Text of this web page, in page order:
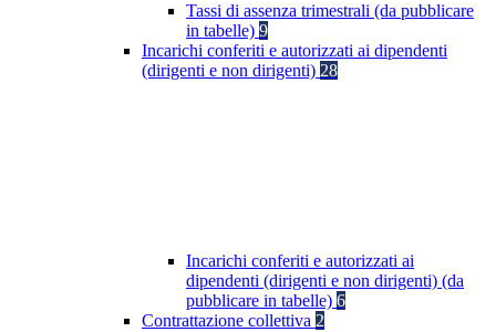
Tassi di assenza trimestrali (da pubblicare
in tabelle) 9
Incarichi conferiti e autorizzati ai dipendenti
(dirigenti e non dirigenti) 28
Incarichi conferiti e autorizzati ai
dipendenti (dirigenti e non dirigenti) (da
pubblicare in tabelle) 6
Contrattazione collettiva 2